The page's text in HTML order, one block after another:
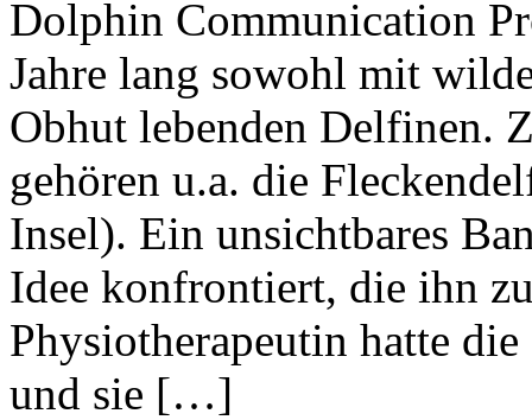
Dolphin Communication
Jahre lang sowohl mit
Obhut lebenden Delfinen.
gehören u.a. die
Insel). Ein unsichtbares
Idee konfrontiert, die ihn
Physiotherapeutin hatte
und sie […]